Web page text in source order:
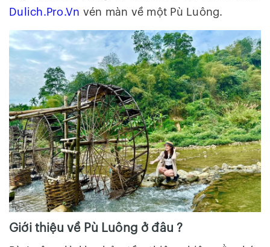
Dulich.Pro.Vn vén màn về một Pù Luông.
Giới thiệu về Pù Luông ở đâu ?